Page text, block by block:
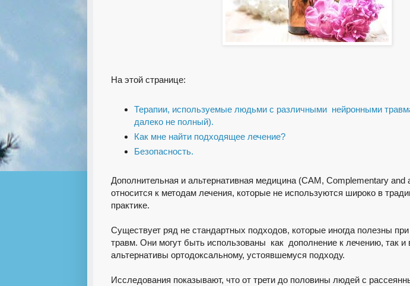
На этой странице:
Терапии, используемые людьми с различными нейронными
далеко не полный).
Как мне найти подходящее лечение?
Безопасность.
Дополнительная и альтернативная медицина (CAM, Complementary and
относится к методам лечения, которые не используются широко в
практике.
Существует ряд не стандартных подходов, которые иногда полезны
травм. Они могут быть использованы как дополнение к лечению, так и
альтернативы ортодоксальному, устоявшемуся подходу.
Исследования показывают, что от трети до половины людей с